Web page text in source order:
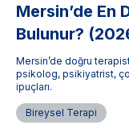
Mersin’de En
Bulunur?
Mersin’de doğru
psikolog, psikiyatrist,
ipuçları.
Bireysel Terapi